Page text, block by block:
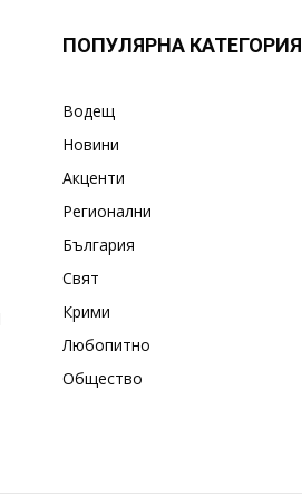
ПОПУЛЯРНА КАТЕГОРИЯ
Водещ
Новини
Акценти
Регионални
България
Свят
Крими
Любопитно
Общество